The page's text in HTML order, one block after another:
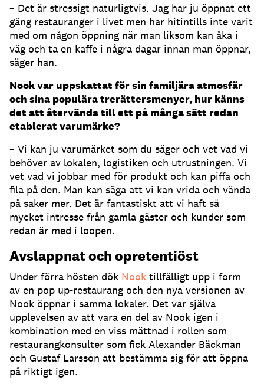
– Det är stressigt naturligtvis. Jag har ju öppnat ett
gäng restauranger i livet men har hitintills inte varit
med om någon öppning när man liksom kan åka i
väg och ta en kaffe i några dagar innan man öppnar,
säger han.
Nook var uppskattat för sin familjära atmosfär
och sina populära trerättersmenyer, hur känns
det att återvända till ett på många sätt redan
etablerat varumärke?
– Vi kan ju varumärket som du säger och vet vad vi
behöver av lokalen, logistiken och utrustningen. Vi
vet vad vi jobbar med för produkt och kan piffa och
fila på den. Man kan säga att vi kan vrida och vända
på saker mer. Det är fantastiskt att vi haft så
mycket intresse från gamla gäster och kunder som
redan är med i loopen.
Avslappnat och opretentiöst
Under förra hösten dök Nook tillfälligt upp i form
av en pop up-restaurang och den nya versionen av
Nook öppnar i samma lokaler. Det var själva
upplevelsen av att vara en del av Nook igen i
kombination med en viss mättnad i rollen som
restaurangkonsulter som fick Alexander Bäckman
och Gustaf Larsson att bestämma sig för att öppna
på riktigt igen.